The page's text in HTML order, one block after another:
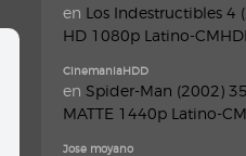
en Los Indestructibles 4
HD 1080p Latino-
CinemaniaHDD
en Spider-Man (2002)
MATTE 1440p Latino-
Jose moyano